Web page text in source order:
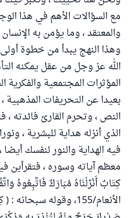
مع السؤالات الأهم في هذا
والمعتقد ، وما يؤمن به
وهذا النهج يبدأ من خطوة
الله عز وجل من عقل يمكنه
المؤثرات المجتمعية والفكرية
بعيدا عن التحريفات المذهبية
النص ، وتحرم القارئ فائدته
الذي أنزله هداية للبشرية ،
فيه الهداية والنور لنفسك
معظم آياته وسوره ، فتقرأين
كِتَابٌ أَنْزَلْنَاهُ مُبَارَكٌ فَاتَّبِعُوهُ
الأنعام/155، وقوله